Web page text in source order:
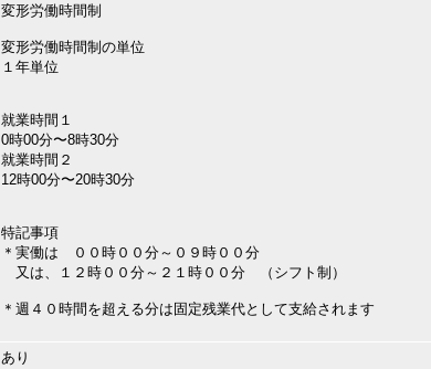
変形労働時間制
変形労働時間制の単位
１年単位
就業時間１
0時00分〜8時30分
就業時間２
12時00分〜20時30分
特記事項
＊実働は ００時００分～０９時００分
又は、１２時００分～２１時００分 （シフト制）
＊週４０時間を超える分は固定残業代として支給されます
あり